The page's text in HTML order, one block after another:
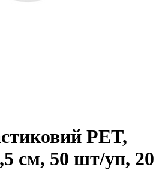
РET,
см, 50 шт/уп, 20